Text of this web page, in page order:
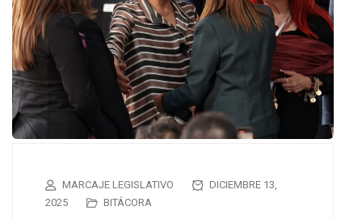
MARCAJE LEGISLATIVO
DICIEMBRE 13,
2025
BITÁCORA